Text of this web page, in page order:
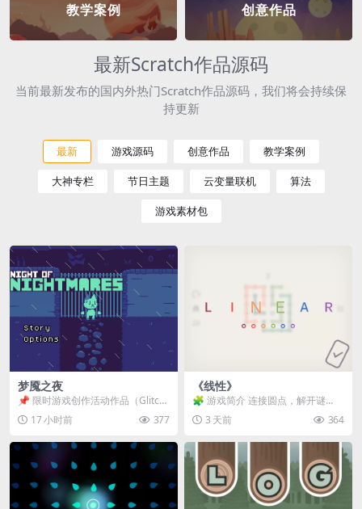
教学案例 创意作品
最新Scratch作品源码
当前最新发布的国内外热门Scratch作品源码，我们将会持续保
持更新
最新 游戏源码 创意作品 教学案例
大神专栏 节日主题 云变量联机 算法
游戏素材包
梦魇之夜
📌 限时游戏创作活动作品（Glitch
Game Jam） 📖 故事背景 怪物四...
17 小时前 377
《线性》
🧩 游戏简介 连接圆点，解开谜
题。 ⚠️ 重要提示 所有关卡均可通
关，请确保使用...
3 天前 364